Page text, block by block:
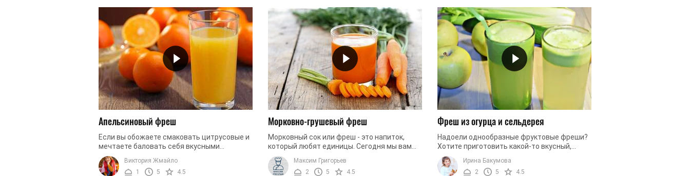
Апельсиновый фреш
Если вы обожаете смаковать цитрусовые и
мечтаете баловать себя вкусными
напитками из этих фруктов - этот рецепт
для вас. Сегодня мы вам расскажем, ...
Виктория Жмайло
1
5 4.5
Морковно-грушевый фреш
Морковный сок или фреш - это напиток,
который любят единицы. Сегодня мы вам
расскажем, как из такого простого
компонента можно приготовить ...
Максим Григорьев
2
5 4.5
Фреш из огурца и сельдерея
Надоели однообразные фруктовые фреши?
Хотите приготовить какой-то вкусный,
оригинальный и красивый напиток? -
Приготовьте уникальный фреш из огурцов ...
Ирина Бакумова
2
5 4.5